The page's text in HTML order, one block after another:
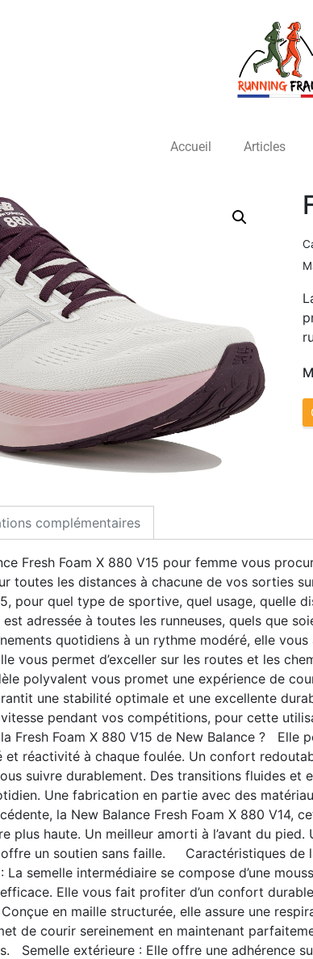
Accueil Articles
complémentaires
Fresh Foam X 880 V15 pour femme vous
toutes les distances à chacune de vos sorties
pour quel type de sportive, quel usage, quelle
adressée à toutes les runneuses, quels que
quotidiens à un rythme modéré, elle
vous permet d’exceller sur les routes et les
polyvalent vous promet une expérience de
une stabilité optimale et une excellente
pendant vos compétitions, pour cette
Foam X 880 V15 de New Balance ? Elle
et réactivité à chaque foulée. Un confort
suivre durablement. Des transitions fluides et
Une fabrication en partie avec des
la New Balance Fresh Foam X 880 V14,
plus haute. Un meilleur amorti à l’avant du
un soutien sans faille. Caractéristiques de
semelle intermédiaire se compose d’une
Elle vous fait profiter d’un confort
en maille structurée, elle assure une
de courir sereinement en maintenant
Semelle extérieure : Elle offre une adhérence